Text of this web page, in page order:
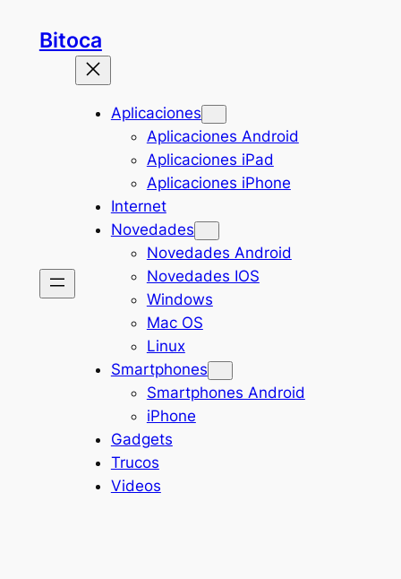
Bitoca
Aplicaciones
Aplicaciones Android
Aplicaciones iPad
Aplicaciones iPhone
Internet
Novedades
Novedades Android
Novedades IOS
Windows
Mac OS
Linux
Smartphones
Smartphones Android
iPhone
Gadgets
Trucos
Videos